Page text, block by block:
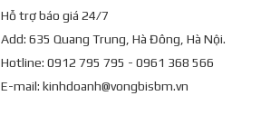
Hỗ trợ báo giá 24/7
Add: 635 Quang Trung, Hà Đông, Hà Nội.
Hotline: 0912 795 795 - 0961 368 566
E-mail: kinhdoanh@vongbisbm.vn